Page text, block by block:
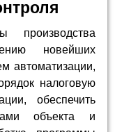
производства
новейших
автоматизации,
налоговую
обеспечить
объекта и